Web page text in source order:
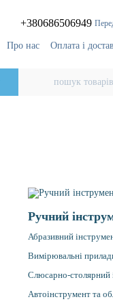
+380686506949
Про нас Оплата і
Ручний
Абразивний
Вимірювальні
Слюсарно-столярний
Автоінструмент та